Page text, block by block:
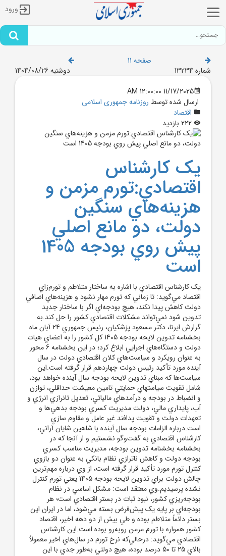
ورود
صفحه 11
شماره 13234
دوشنبه 1404/08/26
11/17/2025 12:00:00 AM
ارسال شده توسط روزنامه جمهوری اسلامی
اقتصاد
يک کارشناس
اقتصادي:تورم مزمن و
هزينه‌هاي سنگين
دولت، دو مانع اصلي
پيش‌ روي بودجه 1405
است
يک کارشناس اقتصادي با اشاره به ساختار متلاطم و تورم‌زاي
اقتصاد مي‌گويد: تا زماني که تورم مهار نشود و هزينه‌هاي اضافي
دولت کاهش پيدا نکند، هيچ بودجه‌اي اگر با ساختار جديد
تدوين شود نمي‌تواند مشکلات اقتصادي کشور را حل کند.به
گزارش ايرنا، دکتر مسعود پزشکيان، رئيس جمهوري 24 آبان ماه
بخشنامه تدوين لايحه بودجه 1405 کل کشور را به اعضاي هيات
دولت و دستگاه‌هاي اجرايي ابلاغ کرد؛ در اين بخشنامه 6 محور
به عنوان رويکرد و سياست‌هاي کلان اقتصادي دولت در سال
آينده مورد تأکيد رئيس دولت چهاردهم قرار گرفته است.اين
سياست‌ها که مبناي تدوين لايحه بودجه سال آينده خواهد بود،
شامل تقويت سياستهاي حمايتي تامين معيشت حداقلي، توازن
و انضباط در بودجه و درآمدهاي مالياتي، تعديل تانرازي انرژي و
آب، پايداري مالي، دولت مديريت کسري بودجه بدهي‌ها و
تعهدات دولت و تقويت پدافند غير عامل و مقاوم سازي
است.درباره الزامات بودجه سال آينده با شاهين شايان آراني،
کارشناس اقتصادي به گفت‌و‌گو نشستيم و از آنجا که در
بخشنامه بخشنامه تدوين بودجه، مديريت مناسب کسري
بودجه دولت و کاهش ناترازي نظام بانکي به عنوان دو بازوي
کنترل تورم مورد تأکيد قرار گرفته است، از وي درباره مهم‌ترين
چالش دولت براي تدوين لايحه بودجه 1405 يعني تورم کنترل
نشده پرسيديم.وي معتقد است: مشکل اساسي در نظام
بودجه‌ريزي کشور، نبود ثبات در بستر اقتصادي است؛ هر
بودجه‌اي بر پايه يک پيش‌فرض بسته مي‌شود، اما در ايران اين
بستر دائماً متلاطم بوده و طي بيش از دو دهه اخير، اقتصاد
کشور همواره با تورم مزمن روبه‌رو بوده است.اين کارشناس
اقتصادي مي‌گويد: درحالي‌که نرخ تورم در سال‌هاي اخير معمولاً
بالاي 25 تا 50 درصد بوده، هيچ دولتي به‌طور جدي با اين